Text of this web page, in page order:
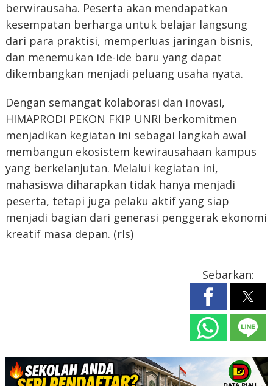
berwirausaha. Peserta akan mendapatkan
kesempatan berharga untuk belajar langsung
dari para praktisi, memperluas jaringan bisnis,
dan menemukan ide-ide baru yang dapat
dikembangkan menjadi peluang usaha nyata.
Dengan semangat kolaborasi dan inovasi,
HIMAPRODI PEKON FKIP UNRI berkomitmen
menjadikan kegiatan ini sebagai langkah awal
membangun ekosistem kewirausahaan kampus
yang berkelanjutan. Melalui kegiatan ini,
mahasiswa diharapkan tidak hanya menjadi
peserta, tetapi juga pelaku aktif yang siap
menjadi bagian dari generasi penggerak ekonomi
kreatif masa depan. (rls)
Sebarkan: